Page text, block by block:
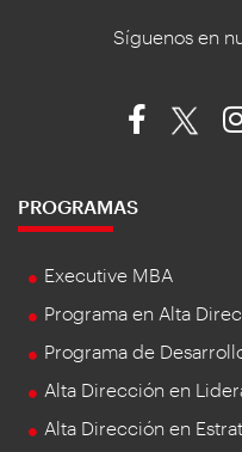
Síguenos en
PROGRAMAS
Executive MBA
Programa en Alta
Programa de
Alta Dirección en
Alta Dirección en